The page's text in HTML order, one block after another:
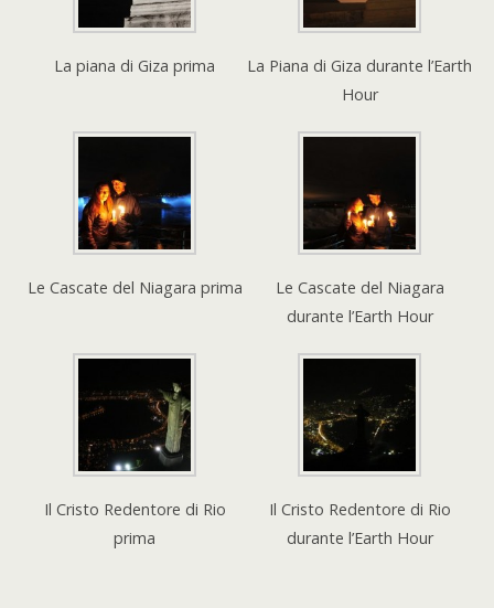
La piana di Giza prima
La Piana di Giza durante l’Earth
Hour
Le Cascate del Niagara prima
Le Cascate del Niagara
durante l’Earth Hour
Il Cristo Redentore di Rio
prima
Il Cristo Redentore di Rio
durante l’Earth Hour